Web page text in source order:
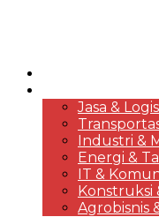
Jasa &
Industri &
Energi &
IT &
Konstruksi
Agrobisnis